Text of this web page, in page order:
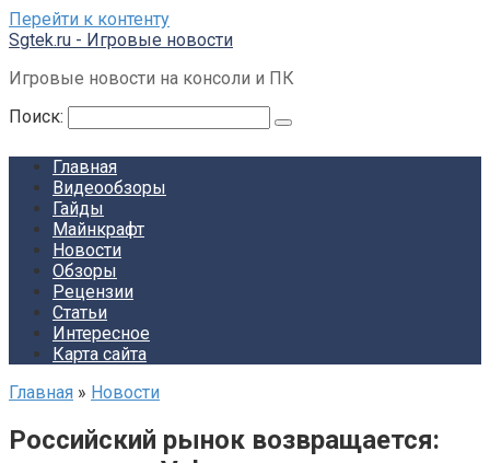
Перейти к контенту
Sgtek.ru - Игровые новости
Игровые новости на консоли и ПК
Поиск:
Главная
Видеообзоры
Гайды
Майнкрафт
Новости
Обзоры
Рецензии
Статьи
Интересное
Карта сайта
Главная » Новости
Российский рынок возвращается: